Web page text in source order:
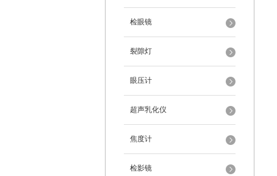
检眼镜
裂隙灯
眼压计
超声乳化仪
焦度计
检影镜